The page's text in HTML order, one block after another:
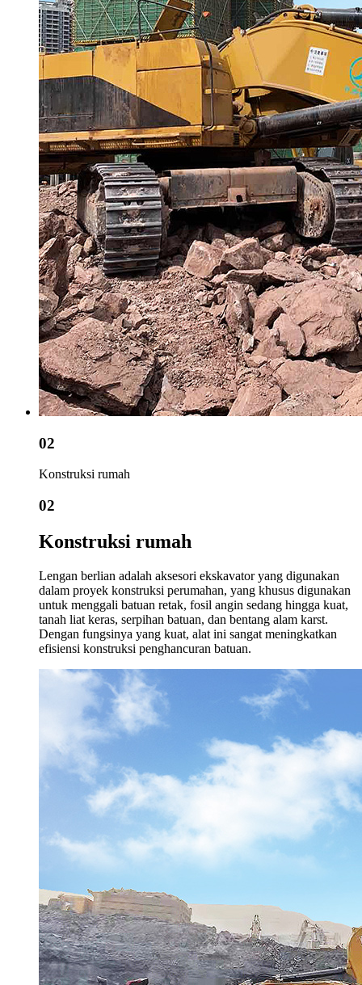
02
Konstruksi rumah
02
Konstruksi rumah
Lengan berlian adalah aksesori ekskavator yang digunakan
dalam proyek konstruksi perumahan, yang khusus digunakan
untuk menggali batuan retak, fosil angin sedang hingga kuat,
tanah liat keras, serpihan batuan, dan bentang alam karst.
Dengan fungsinya yang kuat, alat ini sangat meningkatkan
efisiensi konstruksi penghancuran batuan.